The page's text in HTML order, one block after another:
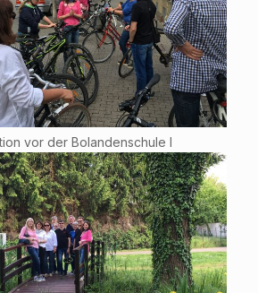
vor der Bolandenschule I